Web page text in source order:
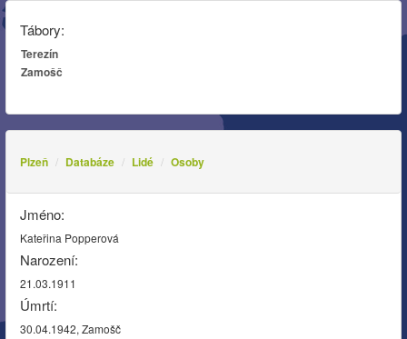
Tábory:
Terezín
Zamošč
Plzeň Databáze Lidé Osoby
Jméno:
Kateřina Popperová
Narození:
21.03.1911
Úmrtí:
30.04.1942, Zamošč